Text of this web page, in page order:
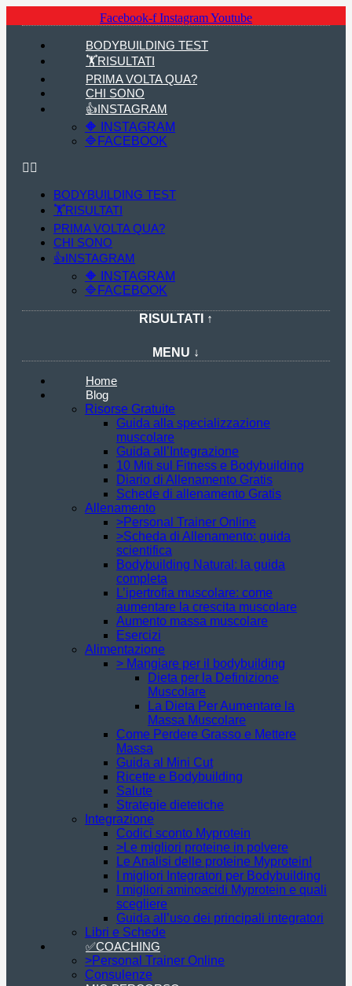
Facebook-f InstagramYoutube
BODYBUILDING TEST
🏋RISULTATI
PRIMA VOLTA QUA?
CHI SONO
👍INSTAGRAM
🔶 INSTAGRAM
🔷FACEBOOK
BODYBUILDING TEST
🏋RISULTATI
PRIMA VOLTA QUA?
CHI SONO
👍INSTAGRAM
🔶 INSTAGRAM
🔷FACEBOOK
RISULTATI ↑
MENU ↓
Home
Blog
Risorse Gratuite
Guida alla specializzazione
muscolare
Guida all’Integrazione
10 Miti sul Fitness e Bodybuilding
Diario di Allenamento Gratis
Schede di allenamento Gratis
Allenamento
>Personal Trainer Online
>Scheda di Allenamento: guida
scientifica
Bodybuilding Natural: la guida
completa
L’ipertrofia muscolare: come
aumentare la crescita muscolare
Aumento massa muscolare
Esercizi
Alimentazione
> Mangiare per il bodybuilding
Dieta per la Definizione
Muscolare
La Dieta Per Aumentare la
Massa Muscolare
Come Perdere Grasso e Mettere
Massa
Guida al Mini Cut
Ricette e Bodybuilding
Salute
Strategie dietetiche
Integrazione
Codici sconto Myprotein
>Le migliori proteine in polvere
Le Analisi delle proteine Myprotein!
I migliori Integratori per Bodybuilding
I migliori aminoacidi Myprotein e quali
scegliere
Guida all’uso dei principali integratori
Libri e Schede
✅COACHING
>Personal Trainer Online
Consulenze